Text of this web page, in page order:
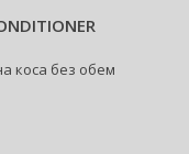
коса без обем